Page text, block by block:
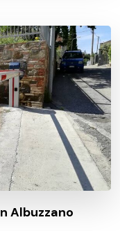
Albuzzano